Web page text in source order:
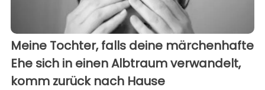
Meine Tochter, falls deine märchenhafte
Ehe sich in einen Albtraum verwandelt,
komm zurück nach Hause